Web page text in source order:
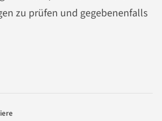
zu prüfen und gegebenenfalls